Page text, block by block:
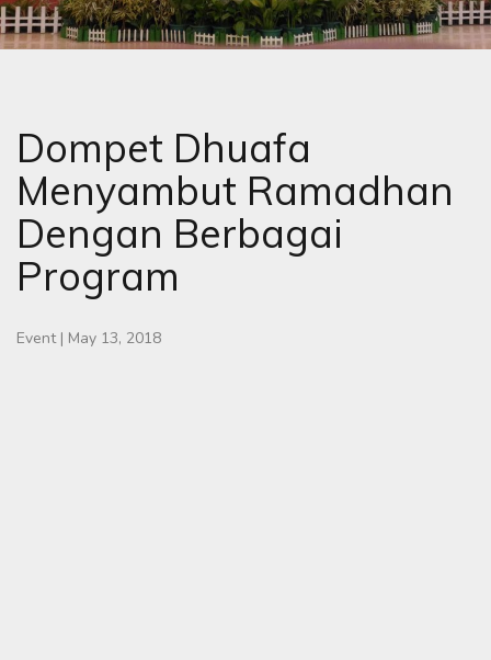
Dompet Dhuafa
Menyambut Ramadhan
Dengan Berbagai
Program
Event | May 13, 2018